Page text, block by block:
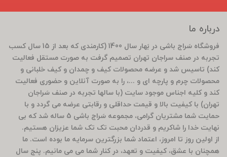
درباره ما
فروشگاه سَراج باشی در بَهار سال 1400 (کارمندی که بعد از 15 سال کسب
تجربه در صنف سراجان تهران تصمیم گرفت به صورت مستقل فعالیت
کند) تاسیس شد و عرضه محصولات کیف و چمدان و کیف خلبانی و
محصولات چرم و پارچه ای و ...، را به صورت آنلاین و حضوری فعالیت
کند و کلیه اجناس موجود سایت (با سالها تجربه در صنف سَراجان
تهران) با کیفیت بالا و قیمت حداقلی و رقابتی عرضه می گردد و با
حمایت شما مشتریان گرامی، مجموعه سَراج باشی 5 ساله شد که بی
نهایت خدا را شاکریم و قدردان محبت تک تک شما عزیزان هستیم.
از اولین روز تا امروز، اعتماد شما بزرگترین سرمایه ما بوده است. ما
همچنان با عشق، کیفیت و تعهد، در کنار شما می می مانیم. پنج سال